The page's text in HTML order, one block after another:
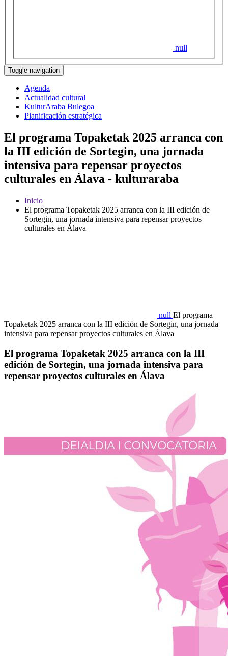
null
Toggle navigation
Agenda
Actualidad cultural
KulturAraba Bulegoa
Planificación estratégica
El programa Topaketak 2025 arranca con
la III edición de Sortegin, una jornada
intensiva para repensar proyectos
culturales en Álava - kulturaraba
Inicio
El programa Topaketak 2025 arranca con la III edición de
Sortegin, una jornada intensiva para repensar proyectos
culturales en Álava
null El programa
Topaketak 2025 arranca con la III edición de Sortegin, una jornada
intensiva para repensar proyectos culturales en Álava
El programa Topaketak 2025 arranca con la III
edición de Sortegin, una jornada intensiva para
repensar proyectos culturales en Álava